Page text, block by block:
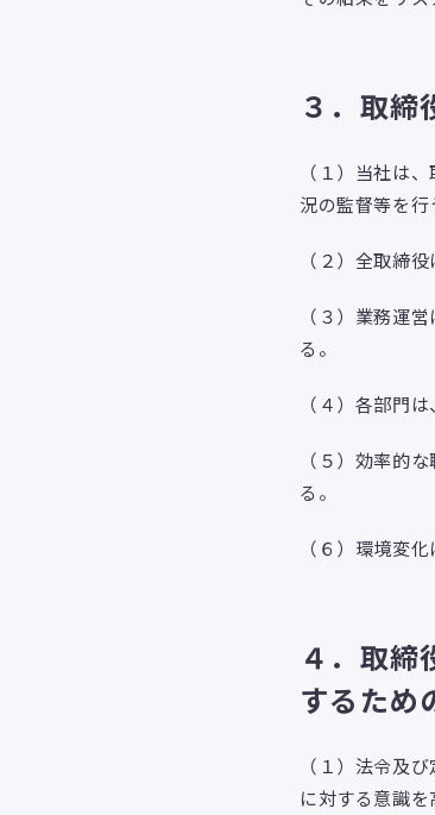
３．取締
（１）当社は
況の監督等を行
（２）全取締
（３）業務運
る。
（４）各部門
（５）効率的
る。
（６）環境変
４．取締
するため
（１）法令及
に対する意識を